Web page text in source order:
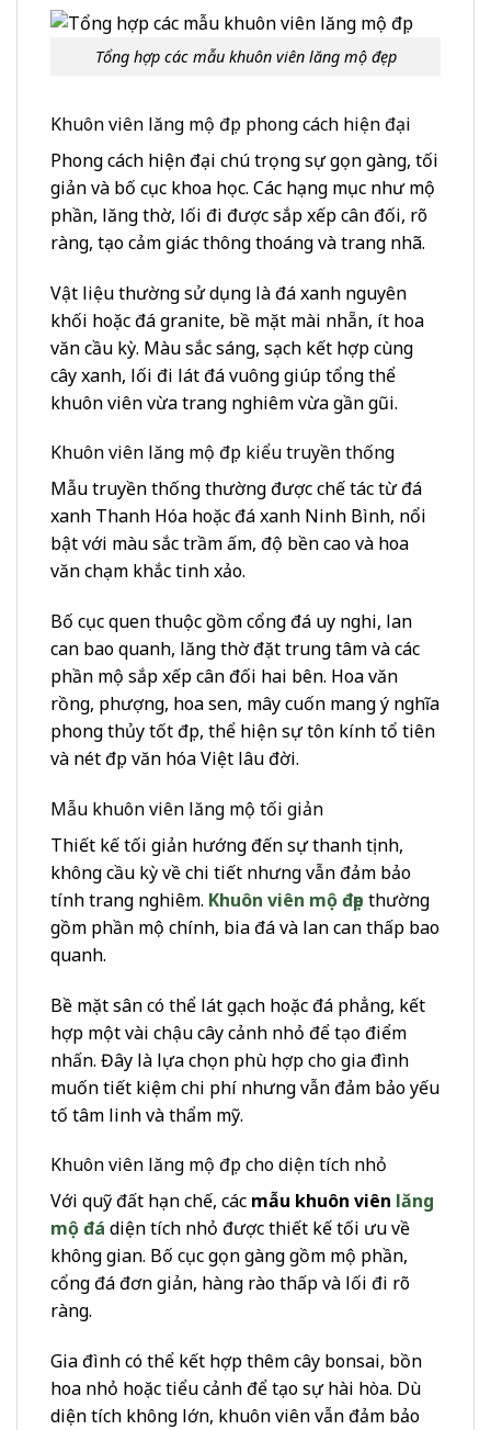
Tổng hợp các mẫu khuôn viên lăng mộ đẹp
Khuôn viên lăng mộ đẹp phong cách hiện đại
Phong cách hiện đại chú trọng sự gọn gàng, tối
giản và bố cục khoa học. Các hạng mục như mộ
phần, lăng thờ, lối đi được sắp xếp cân đối, rõ
ràng, tạo cảm giác thông thoáng và trang nhã.
Vật liệu thường sử dụng là đá xanh nguyên
khối hoặc đá granite, bề mặt mài nhẵn, ít hoa
văn cầu kỳ. Màu sắc sáng, sạch kết hợp cùng
cây xanh, lối đi lát đá vuông giúp tổng thể
khuôn viên vừa trang nghiêm vừa gần gũi.
Khuôn viên lăng mộ đẹp kiểu truyền thống
Mẫu truyền thống thường được chế tác từ đá
xanh Thanh Hóa hoặc đá xanh Ninh Bình, nổi
bật với màu sắc trầm ấm, độ bền cao và hoa
văn chạm khắc tinh xảo.
Bố cục quen thuộc gồm cổng đá uy nghi, lan
can bao quanh, lăng thờ đặt trung tâm và các
phần mộ sắp xếp cân đối hai bên. Hoa văn
rồng, phượng, hoa sen, mây cuốn mang ý nghĩa
phong thủy tốt đẹp, thể hiện sự tôn kính tổ tiên
và nét đẹp văn hóa Việt lâu đời.
Mẫu khuôn viên lăng mộ tối giản
Thiết kế tối giản hướng đến sự thanh tịnh,
không cầu kỳ về chi tiết nhưng vẫn đảm bảo
tính trang nghiêm. Khuôn viên mộ đẹp thường
gồm phần mộ chính, bia đá và lan can thấp bao
quanh.
Bề mặt sân có thể lát gạch hoặc đá phẳng, kết
hợp một vài chậu cây cảnh nhỏ để tạo điểm
nhấn. Đây là lựa chọn phù hợp cho gia đình
muốn tiết kiệm chi phí nhưng vẫn đảm bảo yếu
tố tâm linh và thẩm mỹ.
Khuôn viên lăng mộ đẹp cho diện tích nhỏ
Với quỹ đất hạn chế, các mẫu khuôn viên lăng
mộ đá diện tích nhỏ được thiết kế tối ưu về
không gian. Bố cục gọn gàng gồm mộ phần,
cổng đá đơn giản, hàng rào thấp và lối đi rõ
ràng.
Gia đình có thể kết hợp thêm cây bonsai, bồn
hoa nhỏ hoặc tiểu cảnh để tạo sự hài hòa. Dù
diện tích không lớn, khuôn viên vẫn đảm bảo